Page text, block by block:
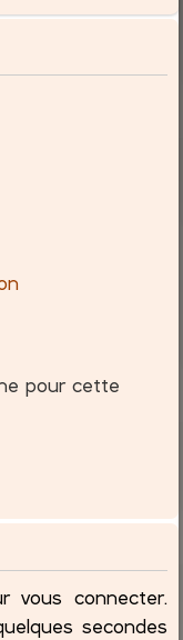
c
pour cette
vous connecter.
secondes